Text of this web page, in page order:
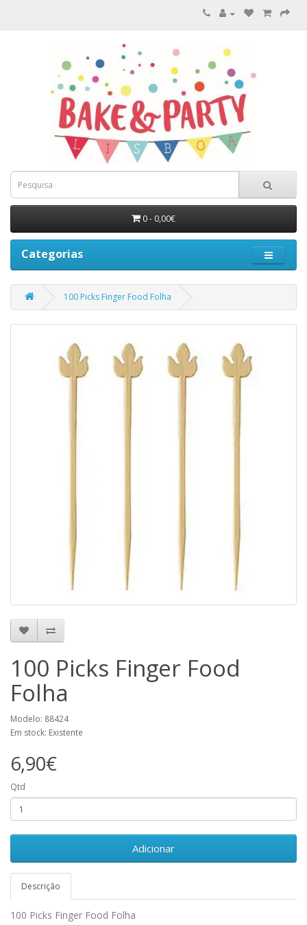
0 - 0,00€
Categorias
100 Picks Finger Food Folha
100 Picks Finger Food
Folha
Modelo: 88424
Em stock: Existente
6,90€
Qtd
Adicionar
Descrição
100 Picks Finger Food Folha